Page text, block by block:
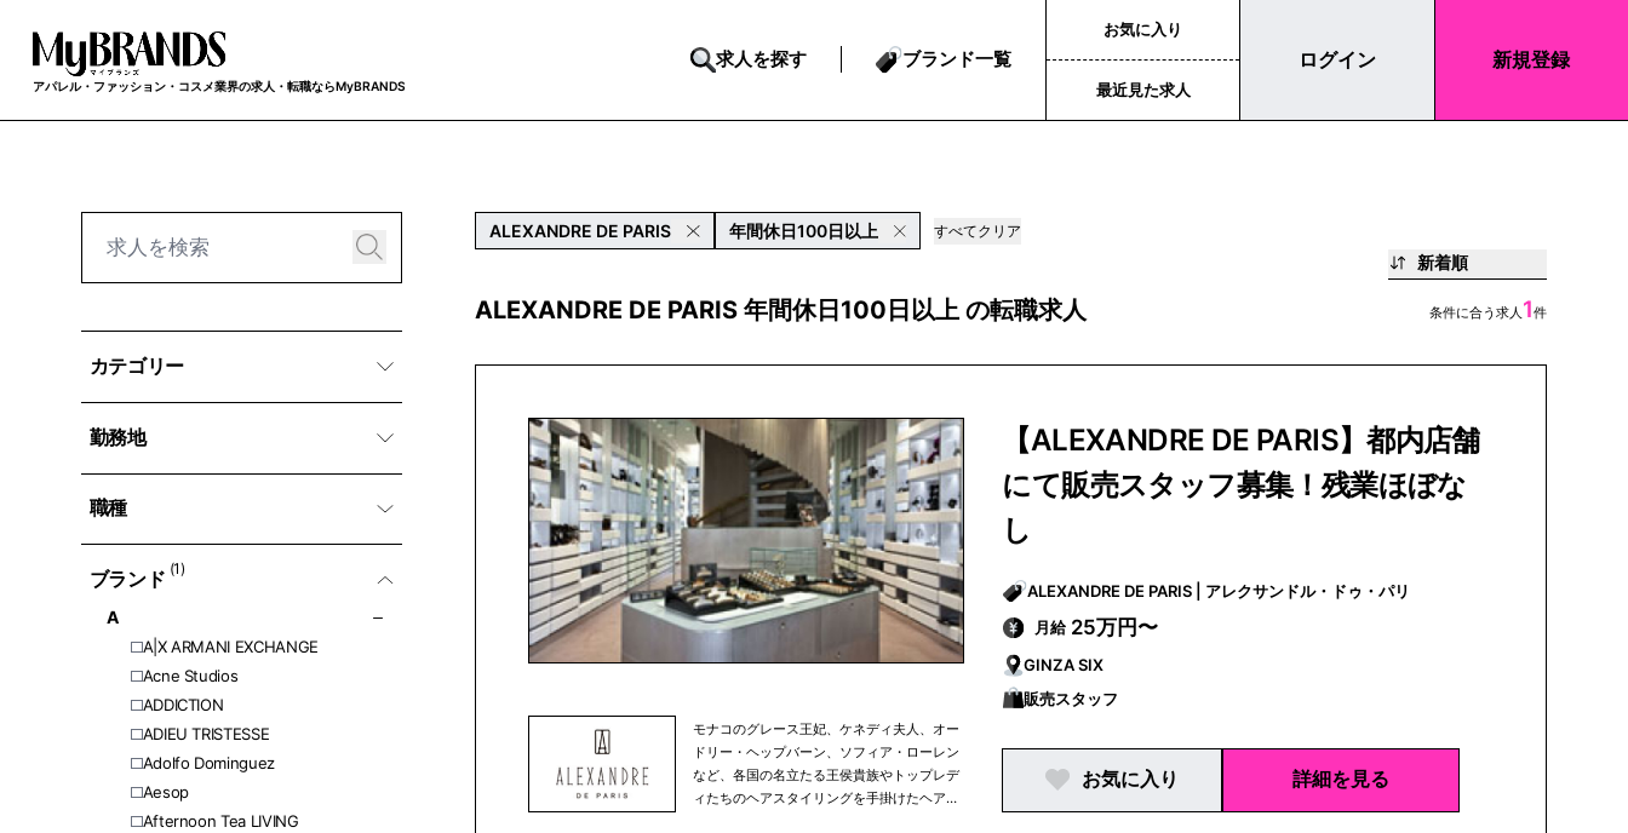
アパレル・ファッション・コスメ業界の求人・転職ならMyBRANDS
求人を探す ブランド一覧
お気に入り
最近見た求人
ログイン 新規登録
カテゴリー
勤務地
職種
ブランド (1)
A
A|X ARMANI EXCHANGE
Acne Studios
ADDICTION
ADIEU TRISTESSE
Adolfo Dominguez
Aesop
Afternoon Tea LIVING
ALEXANDRE DE PARIS 年間休日100日以上 すべてクリア
新着順
ALEXANDRE DE PARIS 年間休日100日以上 の転職求人 条件に合う求人 1件
モナコのグレース王妃、ケネディ夫人、オー
ドリー・ヘップバーン、ソフィア・ローレン
など、各国の名立たる王侯貴族やトップレデ
ィたちのヘアスタイリングを手掛けたヘア・
【ALEXANDRE DE PARIS】都内店舗
にて販売スタッフ募集！残業ほぼな
し
ALEXANDRE DE PARIS | アレクサンドル・ドゥ・パリ
月給 25万円〜
GINZA SIX
販売スタッフ
お気に入り 詳細を見る